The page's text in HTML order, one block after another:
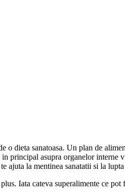
dieta sanatoasa. Un plan de
principal asupra organelor
la mentinea sanatatii si la
Iata cateva superalimente ce pot